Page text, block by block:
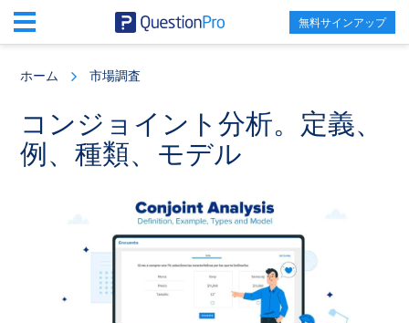
無料サインアップ
ホーム 市場調査
コンジョイント分析。定義、
例、種類、モデル